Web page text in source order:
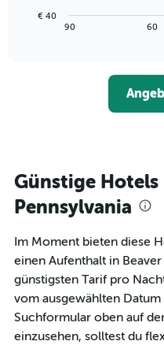
Wochentage
anzeigt.
Zimmerpreis
zeigt,
näher
das
Aufenthaltsdatum
rückt.
Diagramm
hat
1
Achse,
die
die
90 60
€ 40
Günstige Hotels
Pennsylvania
Im Moment bieten diese
einen Aufenthalt in
günstigsten Tarif pro
vom ausgewählten
Suchformular oben auf
einzusehen, solltest du